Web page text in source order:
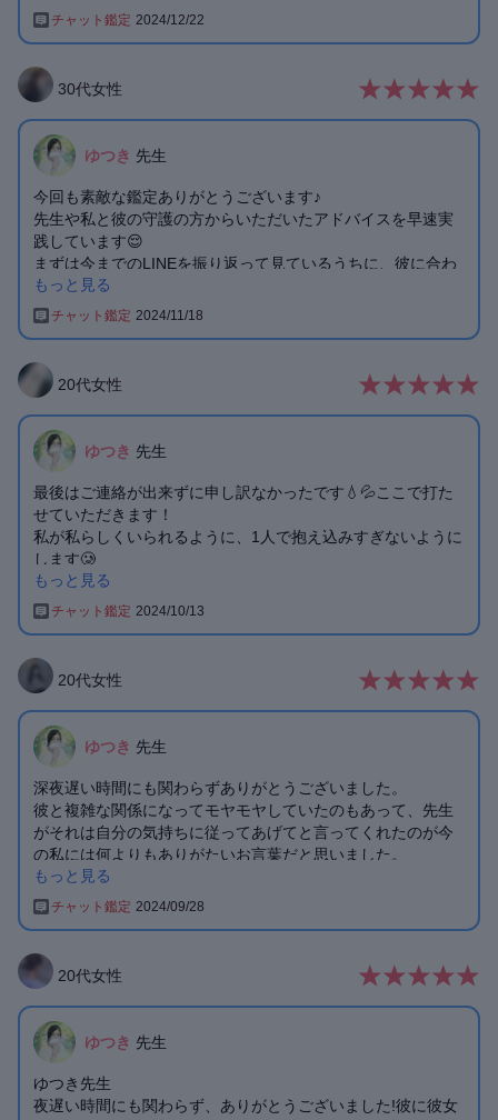
真心と、優しさを感じることでとても癒されることができま
れからはゆっくり呑気に待つということを心がけて生活して
いきたいと思います。
先生とこの様な形でお話できたことを心の底から感謝してい
ます。ありがとうございました🥺
チャット鑑定 2024/12/22
30代女性
ゆつき 先生
今回も素敵な鑑定ありがとうございます♪
先生や私と彼の守護の方からいただいたアドバイスを早速実
践しています😌
まずは今までのLINEを振り返って見ているうちに、彼に合わ
せて淡白な連絡を取っていることに気づき1通1通大事に送ろ
うと決めました！そしてその日に電話で淡白な連絡をしてし
惜しみなく伝えています✨
素直な気持ちで感情から距離を置いて連絡をとることで、追
われる恋愛を意識しすぎて逆に彼に執着しすぎていたことに
気づけました！
楽しいと心から思いながら連絡していると待っている時間も
苦ではなくなり
こんな短い時間で彼の態度が変わるのかと思うくらい彼も変
わりました😆
あんなに淡白だった返事も彼自身1通1通大事に送ってくれる
のが伝わるくらい優しい内容になりました！
らの導きなのかなと感じております💕
今回もありがとうございました！
またよろしくお願いします！
もっと見る
チャット鑑定 2024/11/18
20代女性
ゆつき 先生
最後はご連絡が出来ずに申し訳なかったです💧💦ここで打た
せていただきます！
私が私らしくいられるように、1人で抱え込みすぎないように
します🥲
少しずつ無理せず進みたいと思います！
夜遅い時間まで鑑定していただきありがとうございました！
もっと見る
チャット鑑定 2024/10/13
20代女性
ゆつき 先生
深夜遅い時間にも関わらずありがとうございました。
彼と複雑な関係になってモヤモヤしていたのもあって、先生
がそれは自分の気持ちに従ってあげてと言ってくれたのが今
の私には何よりもありがたいお言葉だと思いました。
彼と復縁を目指して頑張りたいと思います。
ありがとうございました。
もっと見る
チャット鑑定 2024/09/28
20代女性
ゆつき 先生
ゆつき先生
夜遅い時間にも関わらず、ありがとうございました!彼に彼女